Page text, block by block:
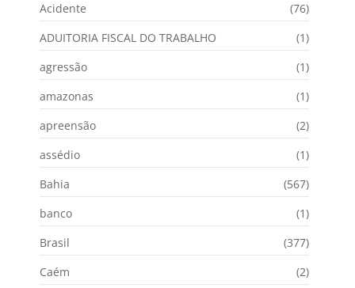
Acidente
(76)
ADUITORIA FISCAL DO TRABALHO
(1)
agressão
(1)
amazonas
(1)
apreensão
(2)
assédio
(1)
Bahia
(567)
banco
(1)
Brasil
(377)
Caém
(2)